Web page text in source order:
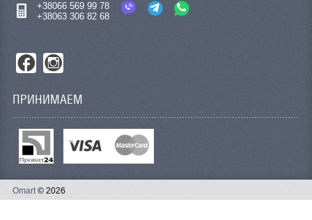
+38066 569 99 78
+38063 306 82 68
ПРИНИМАЕМ
Omart© 2026